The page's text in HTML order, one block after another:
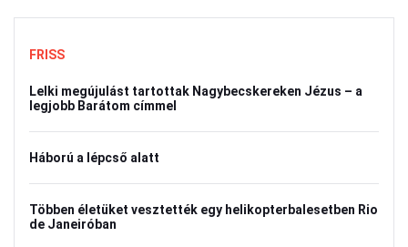
FRISS
Lelki megújulást tartottak Nagybecskereken Jézus – a
legjobb Barátom címmel
Háború a lépcső alatt
Többen életüket vesztették egy helikopterbalesetben Rio
de Janeiróban